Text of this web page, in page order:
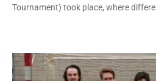
Tournament) took place, where